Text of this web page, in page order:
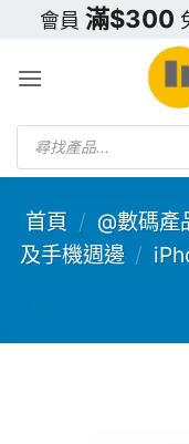
content
會員 滿$300
Products
search
首頁 / @數碼產
及手機週邊 /